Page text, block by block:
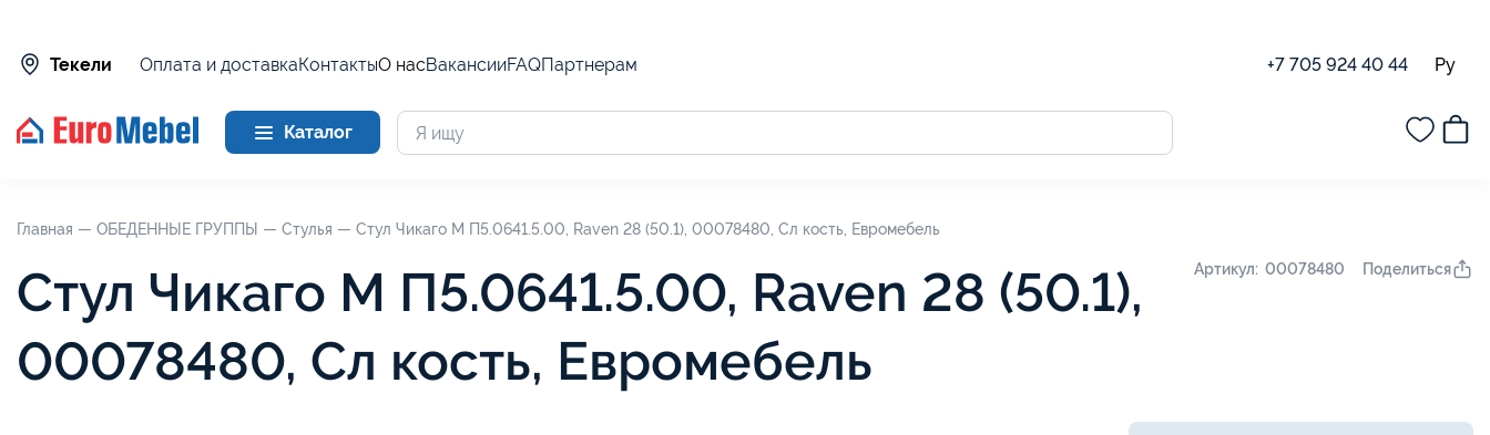
Текели Оплата и доставкаКонтактыО насВакансииFAQПартнерам +7 705 924 40 44 Ру
Каталог
Главная — ОБЕДЕННЫЕ ГРУППЫ — Стулья — Стул Чикаго М П5.0641.5.00, Raven 28 (50.1), 00078480, Сл кость, Евромебель
Стул Чикаго М П5.0641.5.00, Raven 28 (50.1),
00078480, Сл кость, Евромебель
Артикул: 00078480 Поделиться